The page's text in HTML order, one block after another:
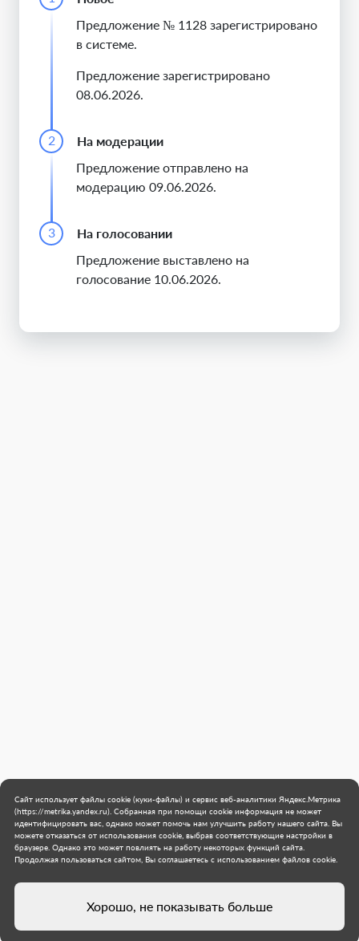
Предложение № 1128 зарегистрировано
в системе.
Предложение зарегистрировано
08.06.2026.
2
На модерации
Предложение отправлено на
модерацию 09.06.2026.
3
На голосовании
Предложение выставлено на
голосование 10.06.2026.
Сайт использует файлы cookie (куки-файлы) и сервис веб-аналитики Яндекс.Метрика
(https://metrika.yandex.ru). Собранная при помощи cookie информация не может
идентифицировать вас, однако может помочь нам улучшить работу нашего сайта. Вы
можете отказаться от использования cookie, выбрав соответствующие настройки в
браузере. Однако это может повлиять на работу некоторых функций сайта.
Продолжая пользоваться сайтом, Вы соглашаетесь с использованием файлов cookie.
Хорошо, не показывать больше